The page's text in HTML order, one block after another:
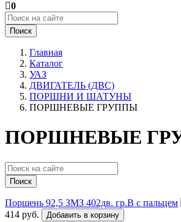
0
Поиск
Главная
Каталог
УАЗ
ДВИГАТЕЛЬ (ДВС)
ПОРШНИ И ШАТУНЫ
ПОРШНЕВЫЕ ГРУППЫ
ПОРШНЕВЫЕ
Поиск
Поршень 92,5 ЗМЗ 402дв. гр.В с пальцем
414 руб.
Добавить в корзину